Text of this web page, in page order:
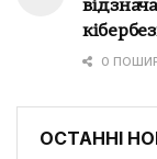
0
ОСТАННІ